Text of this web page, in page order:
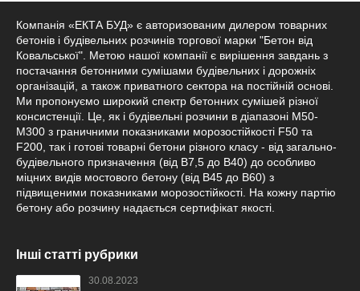
Компанія «ЕКТА БУД» є авторизованим дилером товарних
бетонів і будівельних розчинів торгової марки "Бетон від
Ковальської". Метою нашої компанії є вирішення завдань з
постачання бетонними сумішами будівельних і дорожніх
організацій, а також приватного сектора на постійній основі.
Ми пропонуємо широкий спектр бетонних сумішей різної
консистенції. Це, як і будівельні розчини в діапазоні М50-
М300 з граничними показниками морозостійкості F50 та
F200, так і готові товарні бетони різного класу - від загально-
будівельного призначення (від B7,5 до B40) до особливо
міцних видів мостового бетону (від В45 до B60) з
підвищеними показниками морозостійкості. На кожну партію
бетону або розчину надається сертифікат якості.
Інші статті рубрики
30.08.2023